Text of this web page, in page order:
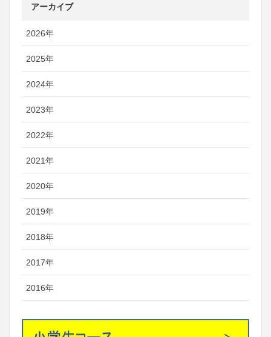
アーカイブ
2026年
2025年
2024年
2023年
2022年
2021年
2020年
2019年
2018年
2017年
2016年